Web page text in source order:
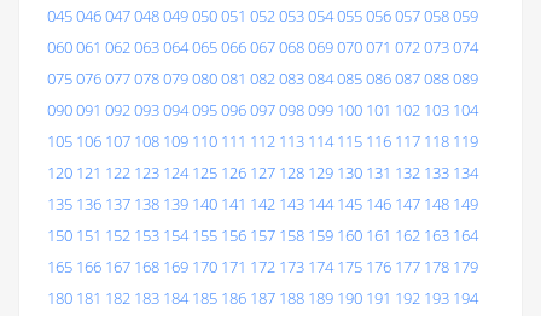
045046047048049050051 052053054055056057058059
060061 062063064065066067068069070071 072073074
075076077078079080081 082083084085086087088089
090091 092093094095096097098099 100 101 102 103 104
105 106 107 108 109 110 111 112 113 114 115 116 117 118 119
120 121 122 123 124 125 126 127 128 129 130 131 132 133 134
135 136 137 138 139 140 141 142 143 144 145 146 147 148 149
150 151 152 153 154 155 156 157 158 159 160 161 162 163 164
165 166 167 168 169 170 171 172 173 174 175 176 177 178 179
180 181 182 183 184 185 186 187 188 189 190 191 192 193 194